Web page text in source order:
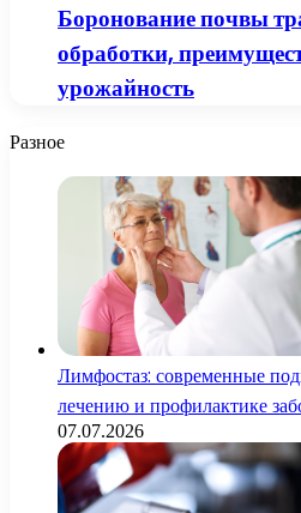
Боронование почвы
обработки,
урожайность
Разное
Лимфостаз: современные
лечению и профилактике
07.07.2026